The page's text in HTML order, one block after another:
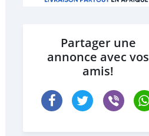
Partager une
annonce avec vos
amis!